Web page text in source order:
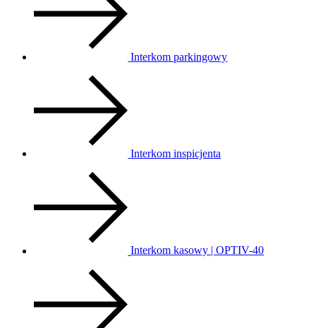
Interkom parkingowy
Interkom inspicjenta
Interkom kasowy | OPTIV-40